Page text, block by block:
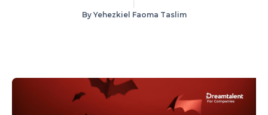
By Yehezkiel Faoma Taslim